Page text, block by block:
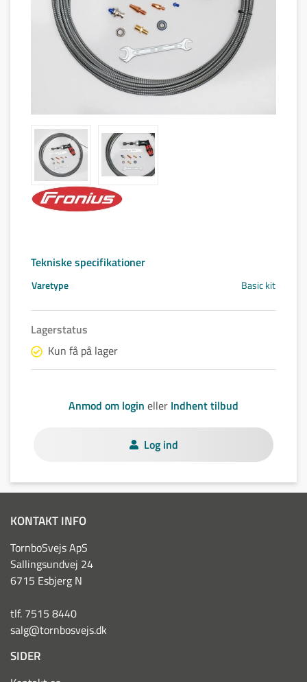
Tekniske specifikationer
Varetype Basic kit
Lagerstatus
Kun få på lager
Anmod om login eller Indhent tilbud
Log ind
KONTAKT INFO
TornboSvejs ApS
Sallingsundvej 24
6715 Esbjerg N
tlf. 7515 8440
salg@tornbosvejs.dk
SIDER